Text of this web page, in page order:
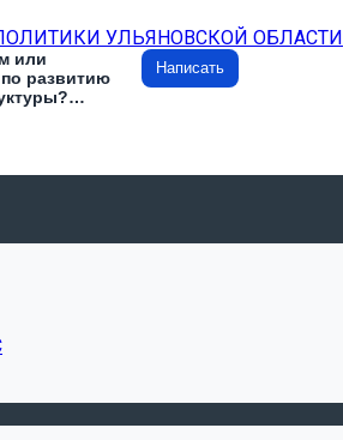
УЛЬЯНОВСКОЙ ОБЛАСТИ
или
развитию
Написать